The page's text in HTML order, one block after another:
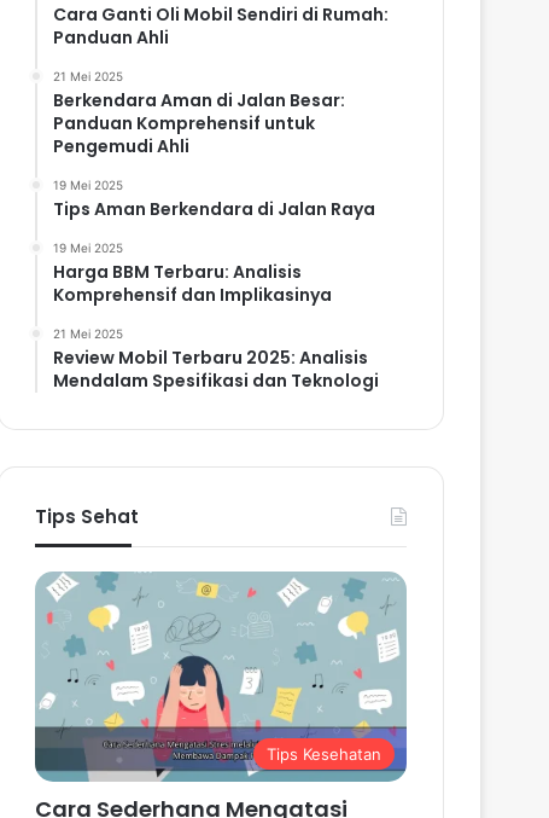
Cara Ganti Oli Mobil Sendiri di Rumah:
Panduan Ahli
21 Mei 2025
Berkendara Aman di Jalan Besar:
Panduan Komprehensif untuk
Pengemudi Ahli
19 Mei 2025
Tips Aman Berkendara di Jalan Raya
19 Mei 2025
Harga BBM Terbaru: Analisis
Komprehensif dan Implikasinya
21 Mei 2025
Review Mobil Terbaru 2025: Analisis
Mendalam Spesifikasi dan Teknologi
Tips Sehat
Tips Kesehatan
Cara Sederhana Mengatasi